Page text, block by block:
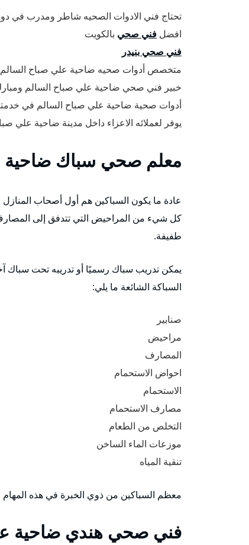
تحتاج فني الادوات الصحيه شاطر ومدرب في
افضل فني صحي بالكويت
فني صحي بنيدر
متخصص أدوات صحيه ضاحية علي صباح السالم
خبير فني صحي ضاحية علي صباح السالم ومبارك
أدوات صحية ضاحية علي صباح السالم في
يوفر لعملائه الاعزاء داخل مدينة ضاحية علي
معلم صحي سباك ضاحية
عادة ما يكون السباكين هم أول أصحاب
كل شيء من المراحيض التي تتدفق إلى
طفيفة.
يمكن تدريب سباك رسميًا أو تدريبه تحت سباك
السباكة الشائعة ما يلي:
صنابير
مراحيض
المصارف
احواض الاستحمام
الاستحمام
مصارف الاستحمام
التخلص من الطعام
موزعات الماء الساخن
تنقية المياه
معظم السباكين من ذوي الخبرة في هذه المهام
فني صحي هندي ضاحية